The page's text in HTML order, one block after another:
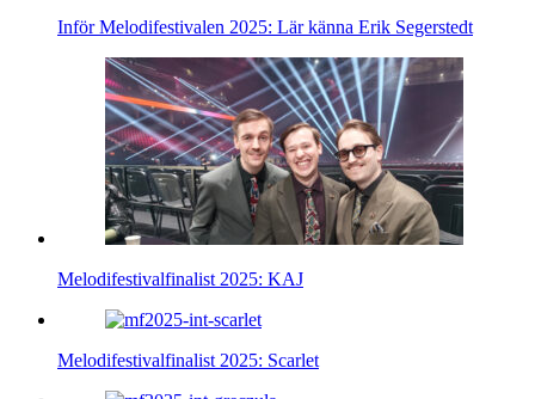
Inför Melodifestivalen 2025: Lär känna Erik Segerstedt
Melodifestivalfinalist 2025: KAJ
Melodifestivalfinalist 2025: Scarlet